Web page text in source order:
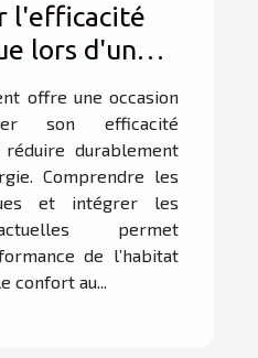
l'efficacité
lors d'une
complète
offre une occasion
son efficacité
durablement
Comprendre les
et intégrer les
permet
de l’habitat
confort au...